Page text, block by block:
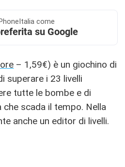
come
su Google
– 1,59€) è un giochino di
superare i 23 livelli
tutte le bombe e di
che scada il tempo. Nella
anche un editor di livelli.